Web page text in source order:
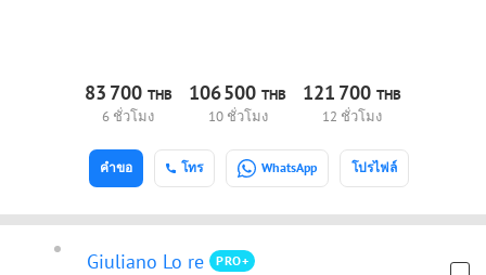
83 700 THB
6 ชั่วโมง
106500THB
10 ชั่วโมง
121 700THB
12 ชั่วโมง
โทร WhatsApp โปรไฟล์
คำขอ
Giuliano Lo re PRO+